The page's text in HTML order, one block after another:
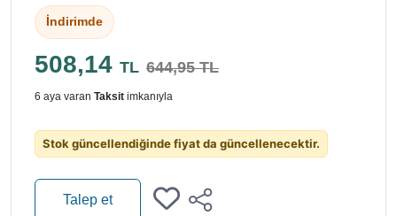
İndirimde
508,14 TL 644,95 TL
6 aya varan Taksit imkanıyla
Stok güncellendiğinde fiyat da güncellenecektir.
Talep et